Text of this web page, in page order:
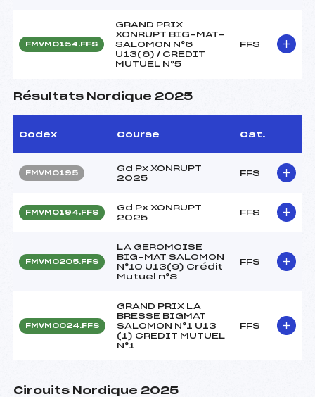
FMVM0154.FFS
GRAND PRIX
XONRUPT BIG-MAT-
SALOMON N°6
U13(6) / CREDIT
MUTUEL N°5
FFS
Résultats Nordique 2025
Codex Course Cat.
FMVM0195
Gd Px XONRUPT
2025
FFS
FMVM0194.FFS
Gd Px XONRUPT
2025
FFS
FMVM0205.FFS
LA GEROMOISE
BIG-MAT SALOMON
N°10 U13(9) Crédit
Mutuel n°8
FFS
FMVM0024.FFS
GRAND PRIX LA
BRESSE BIGMAT
SALOMON N°1 U13
(1) CREDIT MUTUEL
N°1
FFS
Circuits Nordique 2025